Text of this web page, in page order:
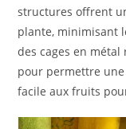
structures offrent
plante, minimisant
des cages en métal
pour permettre une
facile aux fruits